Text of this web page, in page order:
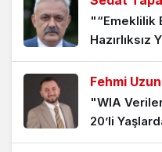
Zirve
Hak edene
bile fazla…
"“Emeklilik
Fehmi Uzun
"WIA
20’li